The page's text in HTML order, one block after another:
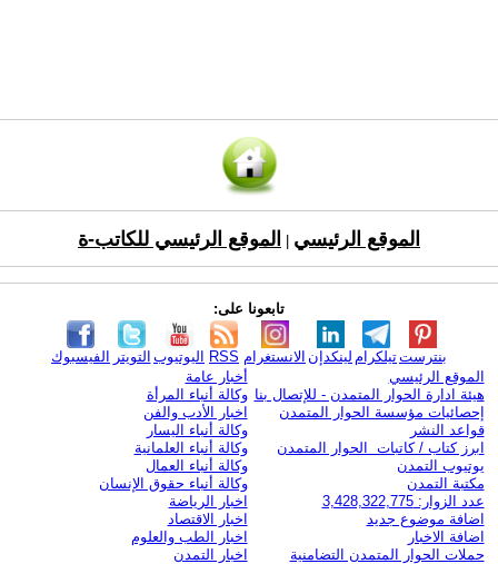
الموقع الرئيسي الموقع الرئيسي للكاتب-ة
تابعونا على:
الفيسبوك التويتر اليوتيوب RSS الانستغرام لينكدإن تيلكرامبنترست
الموقع الرئيسي
هيئة ادارة الحوار المتمدن - للإتصال بنا
إحصائيات مؤسسة الحوار المتمدن
قواعد النشر
ابرز كتاب / كاتبات الحوار المتمدن
يوتيوب التمدن
مكتبة التمدن
عدد الزوار: 3,428,322,775
اضافة موضوع جديد
اضافة الاخبار
حملات الحوار المتمدن التضامنية
أخبار عامة
وكالة أنباء المرأة
اخبار الأدب والفن
وكالة أنباء اليسار
وكالة أنباء العلمانية
وكالة أنباء العمال
وكالة أنباء حقوق الإنسان
اخبار الرياضة
اخبار الاقتصاد
اخبار الطب والعلوم
اخبار التمدن